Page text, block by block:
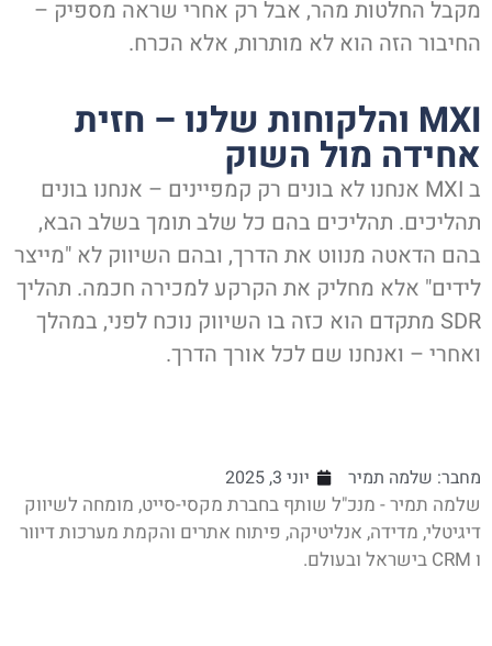
מקבל החלטות מהר, אבל רק אחרי שראה מספיק –
החיבור הזה הוא לא מותרות, אלא הכרח.
MXI והלקוחות שלנו – חזית
אחידה מול השוק
ב MXI אנחנו לא בונים רק קמפיינים – אנחנו בונים
תהליכים. תהליכים בהם כל שלב תומך בשלב הבא,
בהם הדאטה מנווט את הדרך, ובהם השיווק לא "מייצר
לידים" אלא מחליק את הקרקע למכירה חכמה. תהליך
SDR מתקדם הוא כזה בו השיווק נוכח לפני, במהלך
ואחרי – ואנחנו שם לכל אורך הדרך.
מחבר: שלמה תמיר יוני 3, 2025
שלמה תמיר - מנכ"ל שותף בחברת מקסי-סייט, מומחה לשיווק
דיגיטלי, מדידה, אנליטיקה, פיתוח אתרים והקמת מערכות דיוור
ו CRM בישראל ובעולם.